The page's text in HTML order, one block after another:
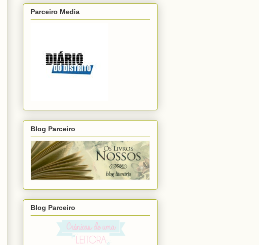
Parceiro Media
Blog Parceiro
Blog Parceiro